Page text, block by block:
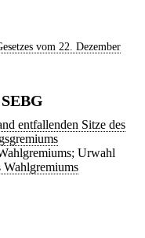
vom 22. Dezember
entfallenden Sitze des
Urwahl